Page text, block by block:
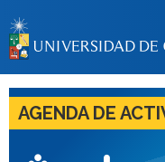
AGENDA DE